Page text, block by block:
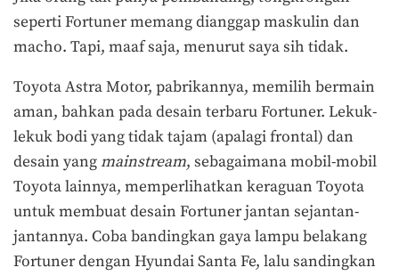
seperti Fortuner memang dianggap maskulin dan
macho. Tapi, maaf saja, menurut saya sih tidak.
Toyota Astra Motor, pabrikannya, memilih bermain
aman, bahkan pada desain terbaru Fortuner. Lekuk-
lekuk bodi yang tidak tajam (apalagi frontal) dan
desain yangmainstream, sebagaimana mobil-mobil
Toyota lainnya, memperlihatkan keraguan Toyota
untuk membuat desain Fortuner jantan sejantan-
jantannya. Coba bandingkan gaya lampu belakang
Fortuner dengan Hyundai Santa Fe, lalu sandingkan